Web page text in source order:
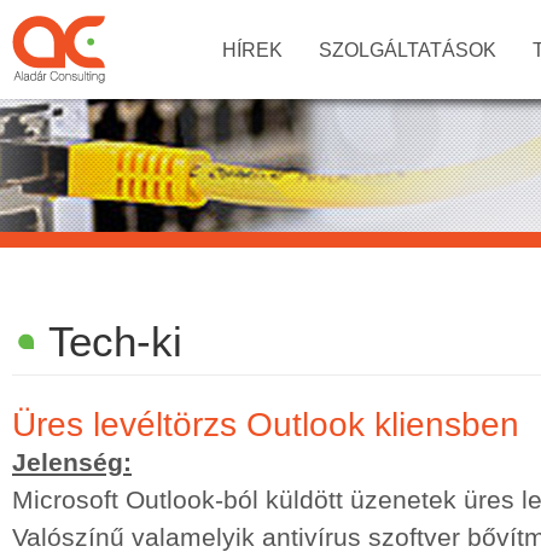
HÍREK SZOLGÁLTATÁSOK
Tech-ki
Üres levéltörzs Outlook kliensben
Jelenség:
Microsoft Outlook-ból küldött üzenetek üres
Valószínű valamelyik antivírus szoftver